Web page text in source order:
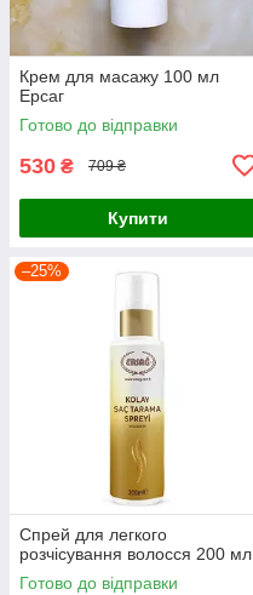
Крем для масажу 100 мл
Ерсаг
Готово до відправки
530 ₴ 709 ₴
Купити
–25%
Спрей для легкого
розчісування волосся 200 мл.
Готово до відправки